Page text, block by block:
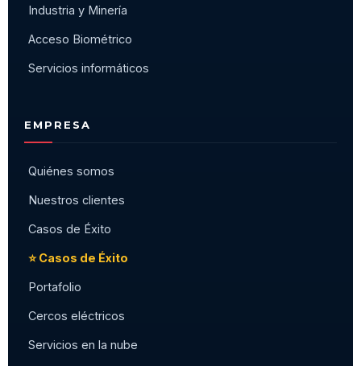
Industria y Minería
Acceso Biométrico
Servicios informáticos
EMPRESA
Quiénes somos
Nuestros clientes
Casos de Éxito
⭐ Casos de Éxito
Portafolio
Cercos eléctricos
Servicios en la nube